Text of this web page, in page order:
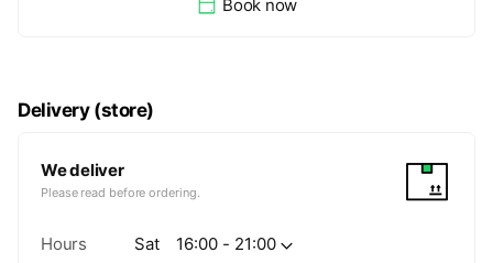
Book now
Delivery (store)
We deliver
Please read before ordering.
Hours Sat
16:00 - 21:00